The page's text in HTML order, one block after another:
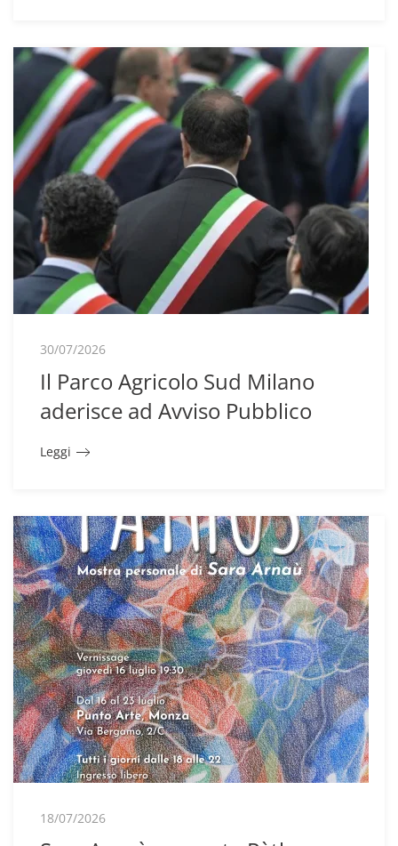
30/07/2026
Il Parco Agricolo Sud Milano
aderisce ad Avviso Pubblico
Leggi
18/07/2026